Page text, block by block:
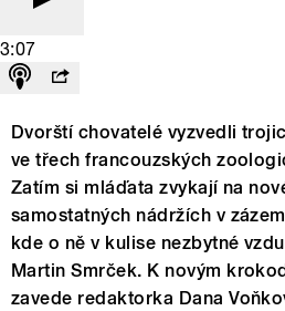
3:07
Dvorští chovatelé vyzvedli
ve třech francouzských
Zatím si mláďata zvykají na
samostatných nádržích v
kde o ně v kulise nezbytné
Martin Smrček. K novým
zavede redaktorka Dana